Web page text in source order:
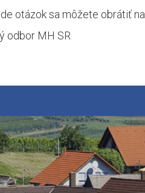
otázok sa môžete obrátiť na
odbor MH SR